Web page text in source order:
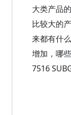
大类产品
比较大的
来都有什
增加，哪
7516